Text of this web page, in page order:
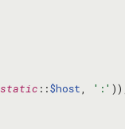
static ::$host, ':'